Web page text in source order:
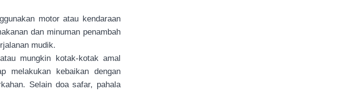
motor atau kendaraan
dan minuman penambah
mudik.
mungkin kotak-kotak amal
melakukan kebaikan dengan
Selain doa safar, pahala